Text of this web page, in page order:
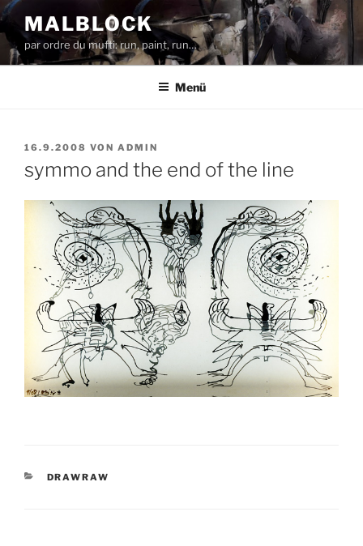
Zum
Inhalt
springen
MALBLOCK
par ordre du mufti: run, paint, run…
Menü
VERÖFFENTLICHT
16.9.2008 VON ADMIN
symmo and the end of the line
KATEGORIEN
DRAWRAW